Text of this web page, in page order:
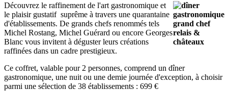
Découvrez le raffinement de l'art gastronomique et
le plaisir gustatif suprême à travers une quarantaine
d'établissements. De grands chefs renommés tels
Michel Rostang, Michel Guérard ou encore Georges
Blanc vous invitent à déguster leurs créations
raffinées dans un cadre prestigieux.
Ce coffret, valable pour 2 personnes, comprend un dîner
gastronomique, une nuit ou une demie journée d'exception, à choisir
parmi une sélection de 38 établissements : 699 €